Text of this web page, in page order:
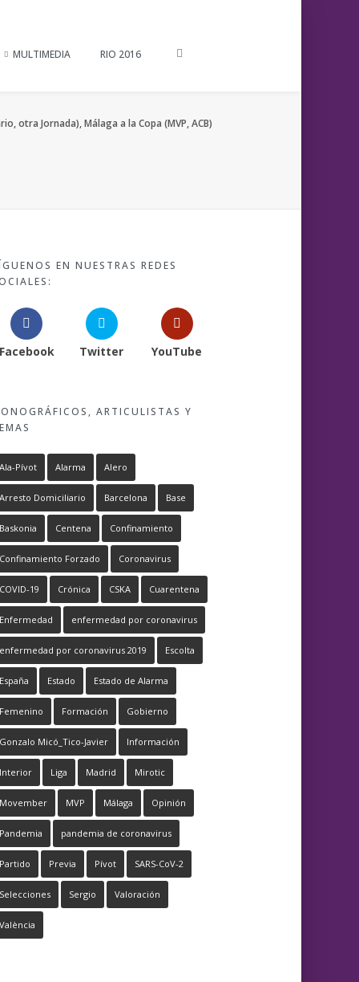
MULTIMEDIA RIO 2016
otra Jornada), Málaga a la Copa (MVP, ACB)
EN NUESTRAS REDES
Facebook Twitter YouTube
ARTICULISTAS Y
Ala-Pívot Alarma Alero
Arresto Domiciliario Barcelona Base
Baskonia Centena Confinamiento
Confinamiento Forzado Coronavirus
COVID-19 Crónica CSKA Cuarentena
Enfermedad enfermedad por coronavirus
enfermedad por coronavirus 2019 Escolta
España Estado Estado de Alarma
Femenino Formación Gobierno
Gonzalo Micó_Tico-Javier Información
Interior Liga Madrid Mirotic
Movember MVP Málaga Opinión
Pandemia pandemia de coronavirus
Partido Previa Pívot SARS-CoV-2
Selecciones Sergio Valoración
València